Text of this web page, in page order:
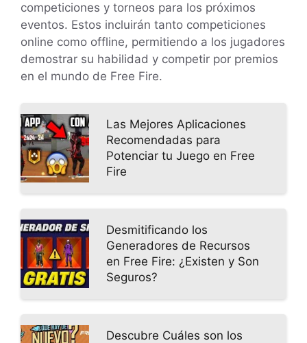
competiciones y torneos para los próximos
eventos. Estos incluirán tanto competiciones
online como offline, permitiendo a los jugadores
demostrar su habilidad y competir por premios
en el mundo de Free Fire.
Las Mejores Aplicaciones
Recomendadas para
Potenciar tu Juego en Free
Fire
Desmitificando los
Generadores de Recursos
en Free Fire: ¿Existen y Son
Seguros?
Descubre Cuáles son los